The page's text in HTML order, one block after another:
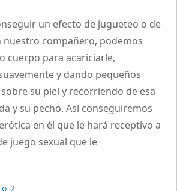
un efecto de jugueteo o de
nuestro compañero, podemos
cuerpo para acariciarle,
y dando pequeños
su piel y recorriendo de esa
y su pecho. Así conseguiremos
en él que le hará receptivo a
juego sexual que le